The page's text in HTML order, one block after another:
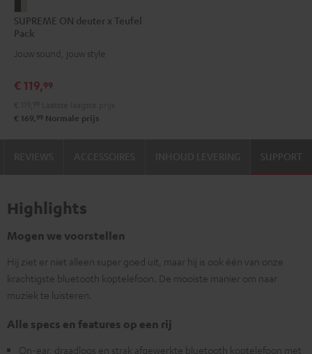
ON
deuter
x
Pack
black/sand
SUPREME ON deuter x Teufel
Pack
Jouw sound, jouw style
€ 119,99
€ 169, 99 Normale prijs
SUPPORT
Highlights
Mogen we voorstellen
Hij ziet er niet alleen super goed uit, maar hij is ook één van onze
krachtigste bluetooth koptelefoon. De mooiste manier om naar
muziek te luisteren.
Alle specs en features op een rij
On-ear, draadloos en strak afgewerkte bluetooth koptelefoon met